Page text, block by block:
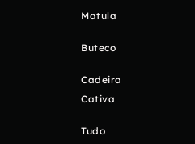
Matula
Buteco
Cadeira
Cativa
Tudo